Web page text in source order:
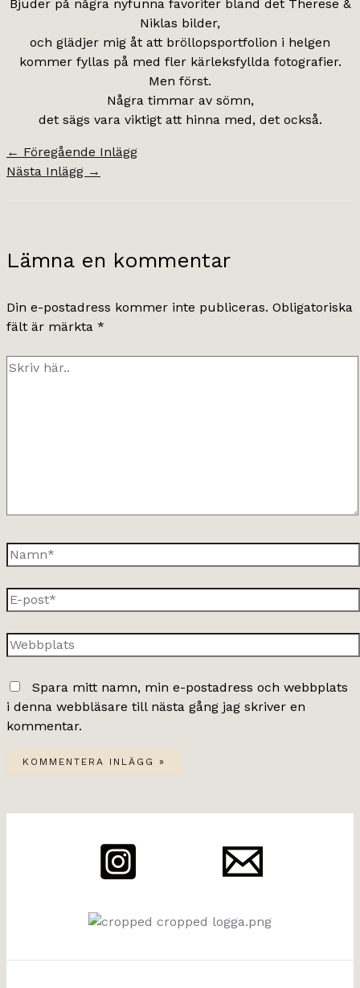
Bjuder på några nyfunna favoriter bland det Therese &
Niklas bilder,
och glädjer mig åt att bröllopsportfolion i helgen
kommer fyllas på med fler kärleksfyllda fotografier.
Men först.
Några timmar av sömn,
det sägs vara viktigt att hinna med, det också.
← Föregående Inlägg
Nästa Inlägg →
Lämna en kommentar
Din e-postadress kommer inte publiceras. Obligatoriska
fält är märkta *
Skriv
Namn*
E-
post*
Webbplats
Spara mitt namn, min e-postadress och webbplats
i denna webbläsare till nästa gång jag skriver en
kommentar.